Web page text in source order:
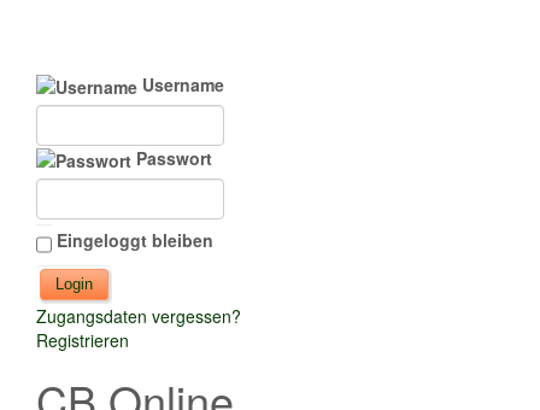
Username
Passwort
Eingeloggt bleiben
Zugangsdaten vergessen?
Registrieren